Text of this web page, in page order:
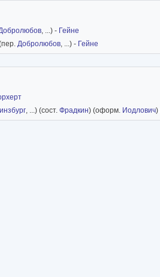
, ...) - Гейне
Добролюбов, ...) - Гейне
, ...) (сост. Фрадкин) (оформ. Иодлович)